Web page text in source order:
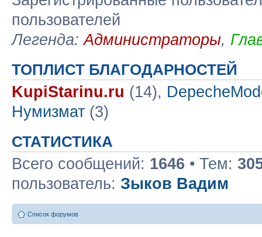
пользователей
Легенда:Администраторы,
ТОПЛИСТ БЛАГОДАРНОСТЕЙ
KupiStarinu.ru (14),
Нумизмат (3)
СТАТИСТИКА
Всего сообщений: 1646 • Тем:
пользователь: Зыков Вадим
Список форумов